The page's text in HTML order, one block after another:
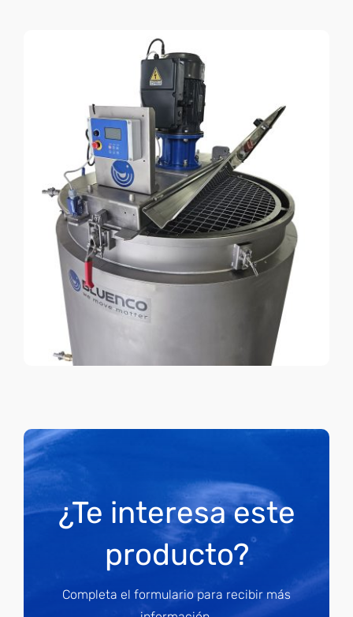
¿Te interesa este
producto?
Completa el formulario para recibir más